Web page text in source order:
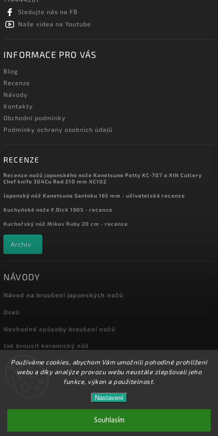
Používáme cookies, abychom Vám umožnili pohodlné prohlížení
webu a díky analýze provozu webu neustále zlepšovali jeho
funkce, výkon a použitelnost.
Nastavení
Souhlasím
Přes 8000 nožů a dalšího příslušenství máme skladem
na prodejně! Doprava od 72,-Kč!
Sledujte nás na FB
Naše videa na Youtube
INFORMACE PRO VÁS
Blog
Recenze
Návody
Kontakty
Obchodní podmínky
Podmínky ochrany osobních údajů
RECENZE
Recenze nožů japonského nože Kanetsune Petty KC-707 a XIN Cutlery
Chef knife 304Cu Red 210 mm XC102
Japonský nůž Kanetsune Santoku 165 mm - uživatelská recenze
Kuchyňské nože F.Dick 1905 - recenze
Kuchařský nůž Mikov Ruby 20 cm - recenze
Archiv
NÁVODY
Návod na broušení japonských nožů
Oceli
Nevhodné způsoby broušení nožů
Jak brousit keramický nůž
Archiv
Kuchyňské nože. Všechna práva vyhrazena.